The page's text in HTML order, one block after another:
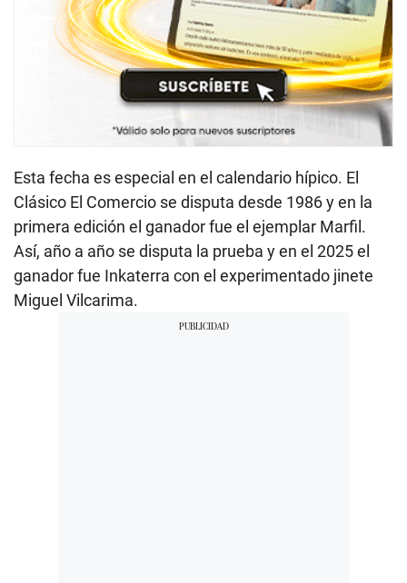
Esta fecha es especial en el calendario hípico. El
Clásico El Comercio se disputa desde 1986 y en la
primera edición el ganador fue el ejemplar Marfil.
Así, año a año se disputa la prueba y en el 2025 el
ganador fue Inkaterra con el experimentado jinete
Miguel Vilcarima.